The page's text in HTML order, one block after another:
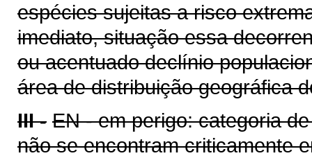
espécies sujeitas a risco
imediato, situação essa
ou acentuado declínio
área de distribuição geográfica
III - EN - em perigo: categoria
não se encontram criticamente